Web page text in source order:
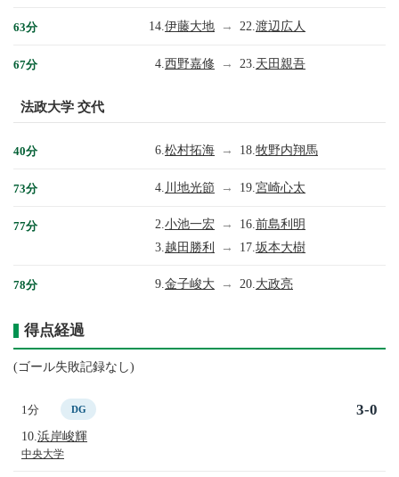
63分 14. 伊藤大地 → 22. 渡辺広人
67分 4. 西野嘉修 → 23. 天田親吾
法政大学 交代
40分 6. 松村拓海 → 18. 牧野内翔馬
73分 4. 川地光節 → 19. 宮崎心太
77分 2. 小池一宏 → 16. 前島利明
3. 越田勝利 → 17. 坂本大樹
78分 9. 金子峻大 → 20. 大政亮
得点経過
(ゴール失敗記録なし)
1分 DG
10. 浜岸峻輝
中央大学
3-0